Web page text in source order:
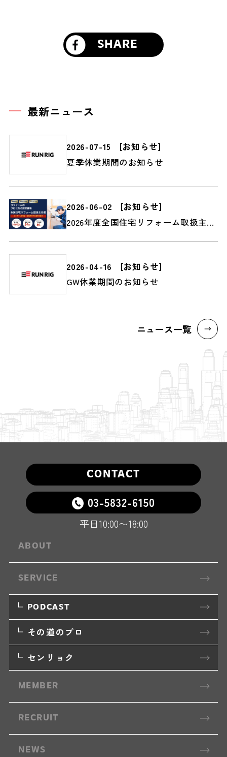
SHARE
最新ニュース
2026-07-15 [お知らせ]
夏季休業期間のお知らせ
2026-06-02 [お知らせ]
2026年度全国住宅リフォーム取扱主任者2級検定受付スタート
2026-04-16 [お知らせ]
GW休業期間のお知らせ
ニュース一覧
CONTACT
03-5832-6150
平日10:00〜18:00
ABOUT
SERVICE
PODCAST
その道のプロ
センリョク
MEMBER
RECRUIT
NEWS